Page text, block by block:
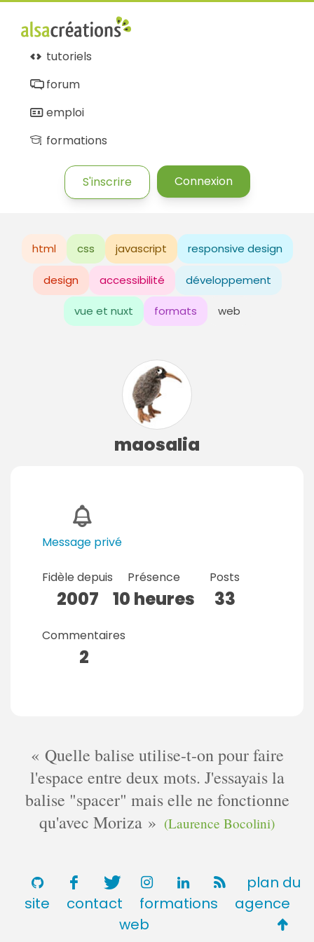
tutoriels
forum
emploi
formations
S'inscrire Connexion
html css javascript responsive design
design accessibilité développement
vue et nuxt formats web
maosalia
Message privé
Fidèle depuis
2007
Présence
10 heures
Posts
33
Commentaires
2
Quelle balise utilise-t-on pour faire
l'espace entre deux mots. J'essayais la
balise "spacer" mais elle ne fonctionne
qu'avec Moriza
(Laurence Bocolini)
plan du
site
contact formations
agence
web